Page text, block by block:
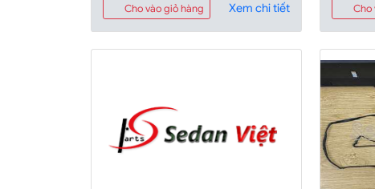
Cho vào giỏ hàng Xem chi tiết Cho